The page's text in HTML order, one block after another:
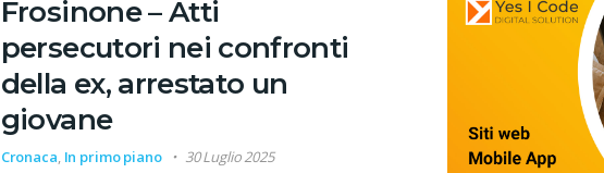
Frosinone – Atti
persecutori nei confronti
della ex, arrestato un
giovane
Cronaca, In primo piano 30 Luglio 2025